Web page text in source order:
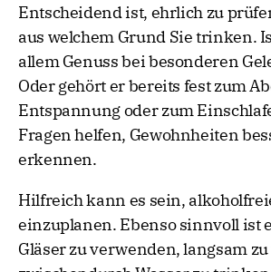
Entscheidend ist, ehrlich zu
aus welchem Grund Sie trinken.
allem Genuss bei besonderen
Oder gehört er bereits fest zum
Entspannung oder zum
Fragen helfen, Gewohnheiten
erkennen.
Hilfreich kann es sein,
einzuplanen. Ebenso sinnvoll ist
Gläser zu verwenden, langsam